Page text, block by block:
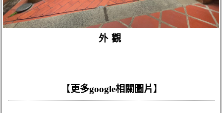
外觀
【 更多google相關圖片 】